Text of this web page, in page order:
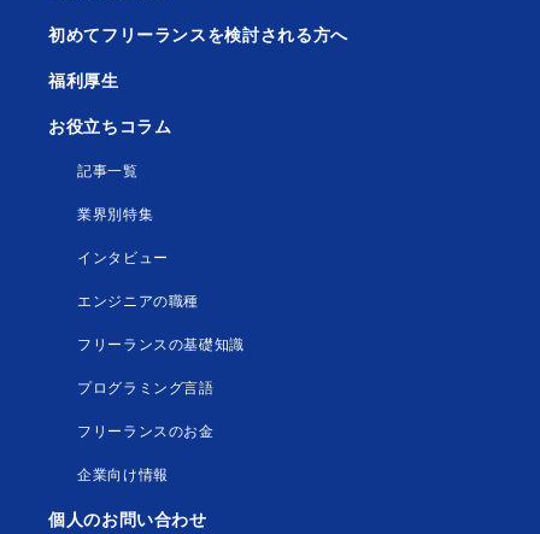
初めてフリーランスを検討される方へ
福利厚生
お役立ちコラム
記事一覧
業界別特集
インタビュー
エンジニアの職種
フリーランスの基礎知識
プログラミング言語
フリーランスのお金
企業向け情報
個人のお問い合わせ